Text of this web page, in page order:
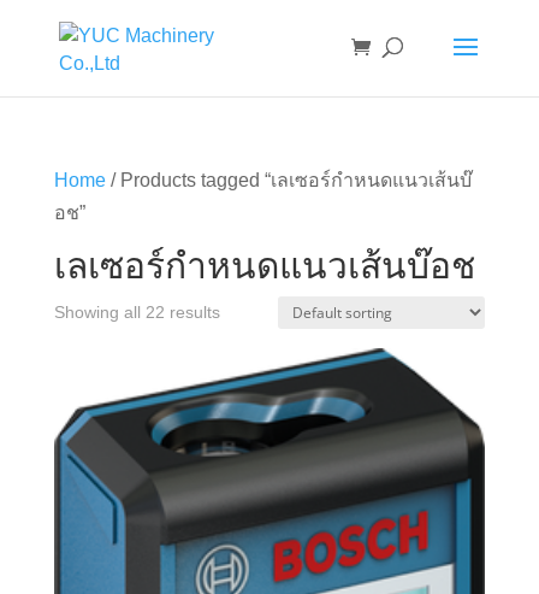
Home/ Products tagged “เลเซอร์กำหนดแนวเส้นบ๊
อช”
เลเซอร์กำหนดแนวเส้นบ๊อช
Showing all 22 results